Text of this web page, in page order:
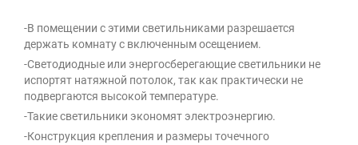
-В помещении с этими светильниками разрешается
держать комнату с включенным осещением.
-Светодиодные или энергосберегающие светильники не
испортят натяжной потолок, так как практически не
подвергаются высокой температуре.
-Такие светильники экономят электроэнергию.
-Конструкция крепления и размеры точечного